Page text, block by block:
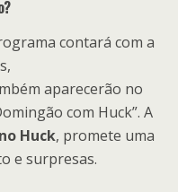
contará com a
aparecerão no
com Huck”. A
Huck, promete uma
e surpresas.